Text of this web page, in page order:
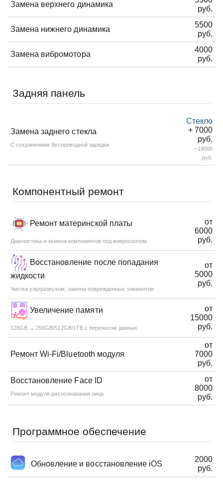
Замена верхнего динамика
руб.
Замена нижнего динамика
5500
руб.
Замена вибромотора
4000
руб.
Задняя панель
Замена заднего стекла
С сохранением беспроводной зарядки
Стекло
+ 7000
руб.
~19000
руб.
Компонентный ремонт
Ремонт материнской платы
Диагностика и замена компонентов под микроскопом
от
6000
руб.
Восстановление после попадания
жидкости
Чистка ультразвуком, замена поврежденных элементов
от
5000
руб.
Увеличение памяти
128GB → 256GB/512GB/1TB с переносом данных
от
15000
руб.
Ремонт Wi-Fi/Bluetooth модуля
от
7000
руб.
Восстановление Face ID
Ремонт модуля распознавания лица
от
8000
руб.
Программное обеспечение
Обновление и восстановление iOS
2000
руб.